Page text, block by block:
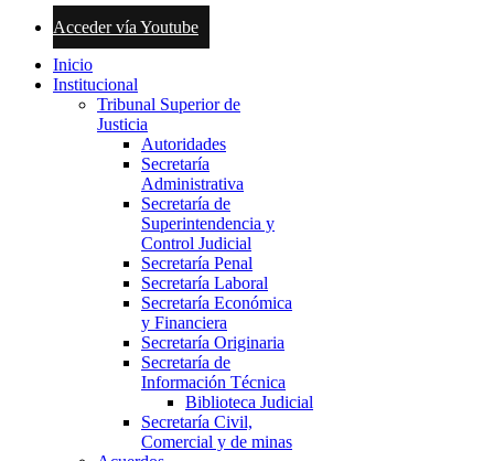
Acceder vía Youtube
Inicio
Institucional
Tribunal Superior de
Justicia
Autoridades
Secretaría
Administrativa
Secretaría de
Superintendencia y
Control Judicial
Secretaría Penal
Secretaría Laboral
Secretaría Económica
y Financiera
Secretaría Originaria
Secretaría de
Información Técnica
Biblioteca Judicial
Secretaría Civil,
Comercial y de minas